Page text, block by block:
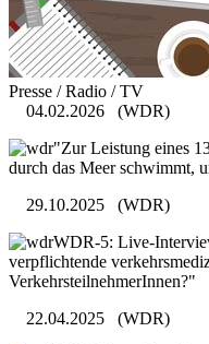
Presse / Radio / TV
04.02.2026
(WDR)
"Zur Leistung eines
durch das Meer schwimmt,
29.10.2025
(WDR)
WDR-5: Live-
verpflichtende
VerkehrsteilnehmerInnen?"
22.04.2025
(WDR)